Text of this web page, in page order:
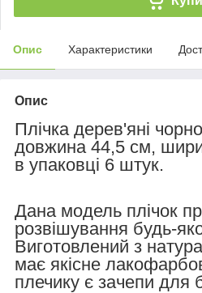
Опис Характеристики
Опис
Плічка дерев'яні
довжина 44,5 см,
в упаковці 6 штук.
Дана модель плічок
розвішування будь-
Виготовлений з
має якісне
плечику є зачепи для